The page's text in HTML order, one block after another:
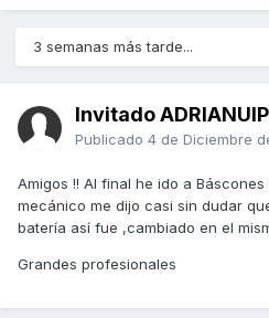
3 semanas más tarde...
Invitado ADRIANUIP
Publicado 4 de Diciembre
Amigos !! Al final he ido a
mecánico me dijo casi sin dudar
batería así fue ,cambiado en el
Grandes profesionales